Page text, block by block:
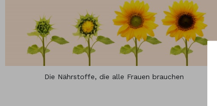
Die Nährstoffe, die alle Frauen brauchen